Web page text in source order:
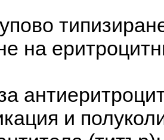
на
и